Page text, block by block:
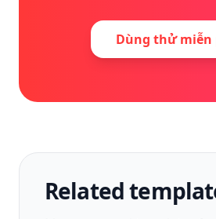
Dùng thử miễn
Related